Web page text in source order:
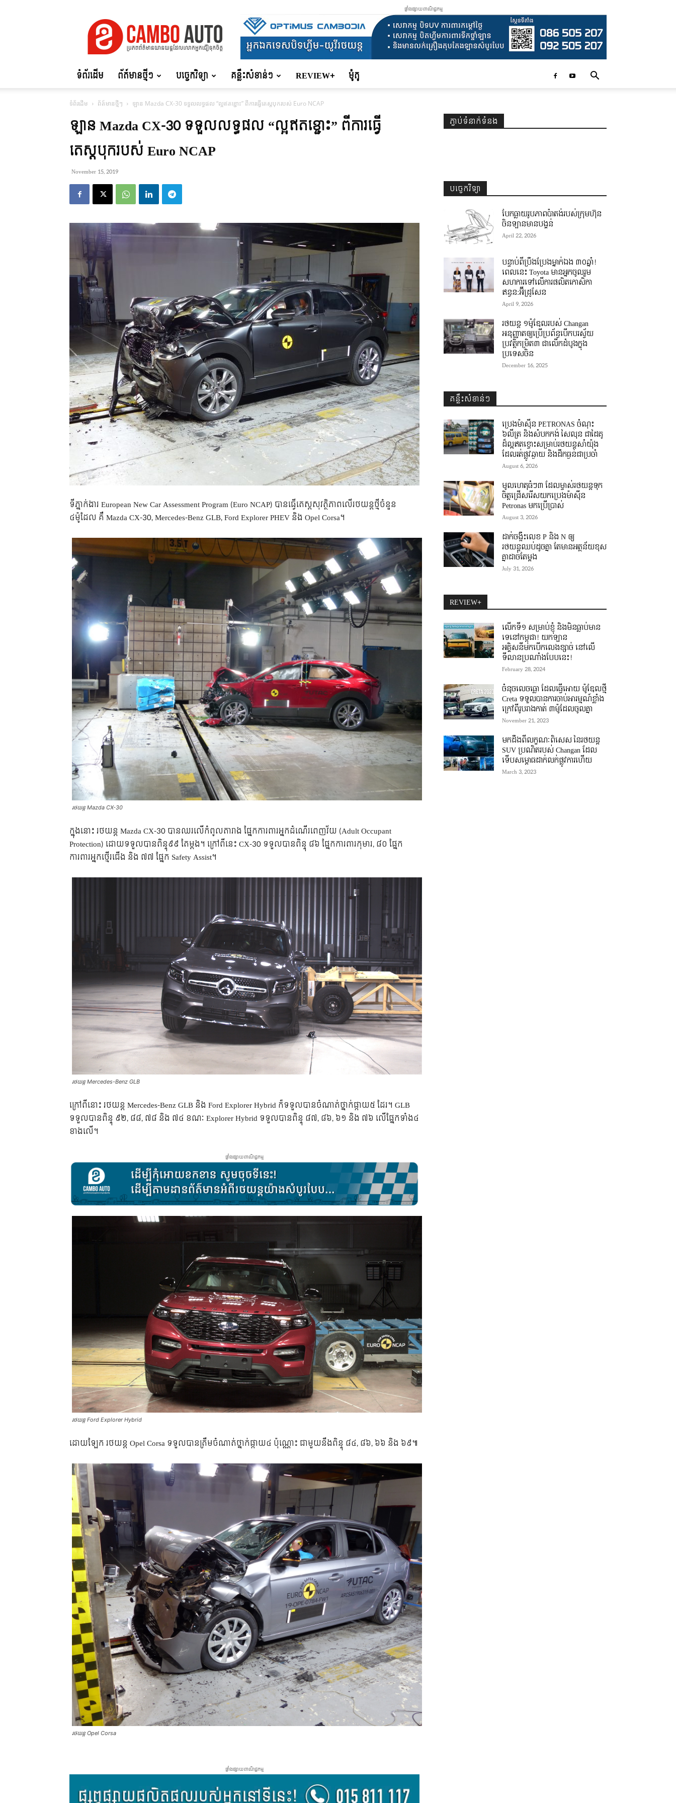
Auto
ផ្ទាំងផ្សាយពាណិជ្ជកម្ម
ទំព័រដើម ព័ត៍មានថ្មីៗ បច្ចេកវិទ្យា គន្លឹះសំខាន់ៗ REVIEW+ ម៉ូតូ
ទំព័រដើម ព័ត៍មានថ្មីៗ ឡាន Mazda CX-30 ទទួលលទ្ធផល “ល្អឥតខ្ជោះ” ពីការធ្វើតេស្តបុករបស់ Euro NCAP
ឡាន Mazda CX-30 ទទួលលទ្ធផល “ល្អឥតខ្ជោះ” ពីការធ្វើ
តេស្តបុករបស់ Euro NCAP
November 15, 2019
ទីភ្នាក់ងារ European New Car Assessment Program (Euro NCAP) បានធ្វើតេស្តសុវត្ថិភាពលើរថយន្តថ្មីចំនួន
៤ម៉ូដែល គឺ Mazda CX-30, Mercedes-Benz GLB, Ford Explorer PHEV និង Opel Corsa។
រថយន្ត Mazda CX-30
ក្នុងនោះ រថយន្ត Mazda CX-30 បានឈរលើកំពូលតារាង ផ្នែកការពារអ្នកដំណើរពេញវ័យ (Adult Occupant
Protection) ដោយទទួលបានពិន្ទុ៩៩ តែម្តង។ ក្រៅពីនេះ CX-30 ទទួលបានពិន្ទុ ៨៦ ផ្នែកការពារកុមារ, ៨០ ផ្នែក
ការពារអ្នកថ្មើរជើង និង ៧៧ ផ្នែក Safety Assist។
រថយន្ត Mercedes-Benz GLB
ក្រៅពីនោះ រថយន្ត Mercedes-Benz GLB និង Ford Explorer Hybrid ក៏ទទួលបានចំណាត់ថ្នាក់ផ្កាយ៥ ដែរ។ GLB
ទទួលបានពិន្ទុ ៩២, ៨៨, ៧៨ និង ៧៤ ខណៈ Explorer Hybrid ទទួលបានពិន្ទុ ៨៧, ៨៦, ៦១ និង ៧៦ លើផ្នែកទាំង៤
ខាងលើ។
ផ្ទាំងផ្សាយពាណិជ្ជកម្ម
រថយន្ត Ford Explorer Hybrid
ដោយឡែក រថយន្ត Opel Corsa ទទួលបានត្រឹមចំណាត់ថ្នាក់ផ្កាយ៤ ប៉ុណ្ណោះ ជាមួយនឹងពិន្ទុ ៨៤, ៨៦, ៦៦ និង ៦៩៕
រថយន្ត Opel Corsa
ផ្ទាំងផ្សាយពាណិជ្ជកម្ម
ភ្ជាប់ទំនាក់ទំនង
បច្ចេកវិទ្យា
បែកធ្លាយរូបភាពប៉ាតង់របស់ក្រុមហ៊ុន
ចិនឡានមានបង្គន់
April 22, 2026
បន្ទាប់ពីប្រឹងប្រែងម្នាក់ឯង ៣០ឆ្នាំ! ​
ពេលនេះ Toyota មានអ្នកចូលរួម
សហការទៅលើការផលិតកោសិកា
ឥន្ធន:អ៊ីដ្រូសែន
April 9, 2026
រថយន្ត ១ម៉ូឌែលរបស់ Changan
អនុញ្ញាតឲ្យប្រើប្រព័ន្ធបើកបរស្វ័យ
ប្រវត្តិកម្រិត៣ ជាលើកដំបូងក្នុង
ប្រទេសចិន
December 16, 2025
គន្លឹះសំខាន់ៗ
ប្រេងម៉ាស៊ីន PETRONAS ចំណុះ
៦លីត្រ និងសំបកកង់ សៃលុន ជាដៃគូ
ដ៏ល្អឥតខ្ចោះសម្រាប់រថយន្តសាំយ៉ុង
ដែលរត់ផ្លូវឆ្ងាយ និងដឹកធ្ងន់ជាប្រចាំ
August 6, 2026
មូលហេតុធំៗ៣ ដែលម្ចាស់រថយន្តទុក
ចិត្តជ្រើសរើសយកប្រេងម៉ាស៊ីន
Petronas មកប្រើប្រាស់
August 3, 2026
ដាក់ចង្កឹះលេខ P និង N ឲ្យ
រថយន្តឈប់ដូចគ្នា តែមានអត្ថន័យខុស
គ្នាដាច់តែម្តង
July 31, 2026
REVIEW+
លើកទី១ សម្រាប់ខ្ញុំ និងមិនធ្លាប់មាន
ទេនៅកម្ពុជា! យកឡាន
អគ្គិសនីមកបើកលេងខ្សាច់ នៅលើ
ទីលានប្រណាំងបែបនេះ!
February 28, 2024
ចំនុចលេចធ្លោ ដែលធ្វើអោយ ម៉ូឌែលថ្មី
Creta ទទួលបានការចាប់អារម្មណ៍ខ្លាំង
ក្រៅពីរូបរាងកាត់ ៣ម៉ូដែលចូលគ្នា
November 21, 2023
មកដឹងពីលក្ខណៈពិសេស នៃរថយន្ត
SUV ប្រណិតរបស់ Changan ដែល
ទើបសម្ភោធដាក់លក់ផ្លូវការហើយ
March 3, 2023